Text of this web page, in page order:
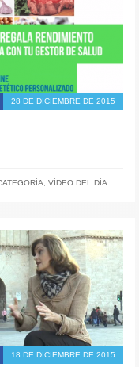
28 DE DICIEMBRE DE 2015
VÍDEO DEL DÍA
18 DE DICIEMBRE DE 2015